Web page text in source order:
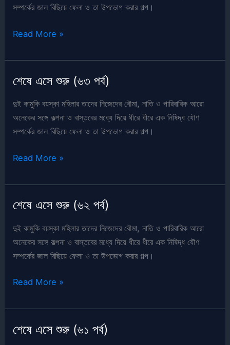
সম্পর্কের জাল বিছিয়ে ফেলা ও তা উপভোগ করার গল্প।
শেষে
শুরু
(৬৭
পর্ব)
Read More »
শেষে এসে শুরু (৬৩ পর্ব)
দুই কামুকি বয়স্কা মহিলার তাদের নিজেদের বৌমা, নাতি ও পারিবারিক আরো
অনেকের সঙ্গে কল্পনা ও বাস্তবের মধ্যে দিয়ে ধীরে ধীরে এক নিষিদ্ধ যৌণ
সম্পর্কের জাল বিছিয়ে ফেলা ও তা উপভোগ করার গল্প।
শেষে
শুরু
(৬৩
Read More »
শেষে এসে শুরু (৬২ পর্ব)
দুই কামুকি বয়স্কা মহিলার তাদের নিজেদের বৌমা, নাতি ও পারিবারিক আরো
অনেকের সঙ্গে কল্পনা ও বাস্তবের মধ্যে দিয়ে ধীরে ধীরে এক নিষিদ্ধ যৌণ
সম্পর্কের জাল বিছিয়ে ফেলা ও তা উপভোগ করার গল্প।
শেষে
শুরু
(৬২
পর্ব)
Read More »
শেষে এসে শুরু (৬১ পর্ব)